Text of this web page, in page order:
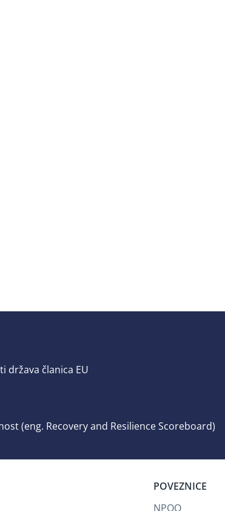
država članica EU
(eng. Recovery and Resilience Scoreboard)
POVEZNICE
NPOO